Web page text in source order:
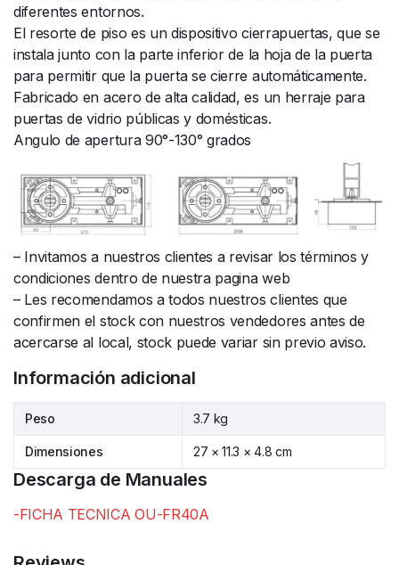
diferentes entornos.
El resorte de piso es un dispositivo cierrapuertas, que se
instala junto con la parte inferior de la hoja de la puerta
para permitir que la puerta se cierre automáticamente.
Fabricado en acero de alta calidad, es un herraje para
puertas de vidrio públicas y domésticas.
Angulo de apertura 90°-130° grados
– Invitamos a nuestros clientes a revisar los términos y
condiciones dentro de nuestra pagina web
– Les recomendamos a todos nuestros clientes que
confirmen el stock con nuestros vendedores antes de
acercarse al local, stock puede variar sin previo aviso.
Información adicional
Peso 3.7 kg
Dimensiones 27 × 11.3 × 4.8 cm
Descarga de Manuales
-FICHA TECNICA OU-FR40A